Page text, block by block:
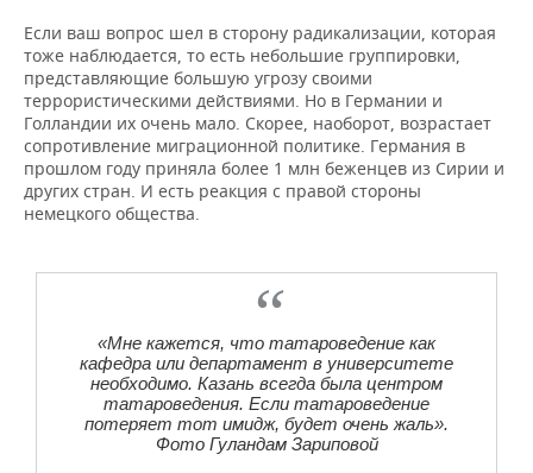
Если ваш вопрос шел в сторону радикализации, которая
тоже наблюдается, то есть небольшие группировки,
представляющие большую угрозу своими
террористическими действиями. Но в Германии и
Голландии их очень мало. Скорее, наоборот, возрастает
сопротивление миграционной политике. Германия в
прошлом году приняла более 1 млн беженцев из Сирии и
других стран. И есть реакция с правой стороны
немецкого общества.
«Мне кажется, что татароведение как
кафедра или департамент в университете
необходимо. Казань всегда была центром
татароведения. Если татароведение
потеряет тот имидж, будет очень жаль».
Фото Гуландам Зариповой